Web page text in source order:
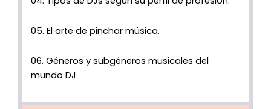
05. El arte de pinchar música.
06. Géneros y subgéneros musicales del
mundo DJ.